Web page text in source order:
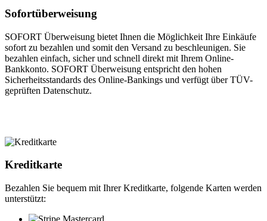
Sofortüberweisung
SOFORT Überweisung bietet Ihnen die Möglichkeit Ihre Einkäufe
sofort zu bezahlen und somit den Versand zu beschleunigen. Sie
bezahlen einfach, sicher und schnell direkt mit Ihrem Online-
Bankkonto. SOFORT Überweisung entspricht den hohen
Sicherheitsstandards des Online-Bankings und verfügt über TÜV-
geprüften Datenschutz.
Kreditkarte
Bezahlen Sie bequem mit Ihrer Kreditkarte, folgende Karten werden
unterstützt: